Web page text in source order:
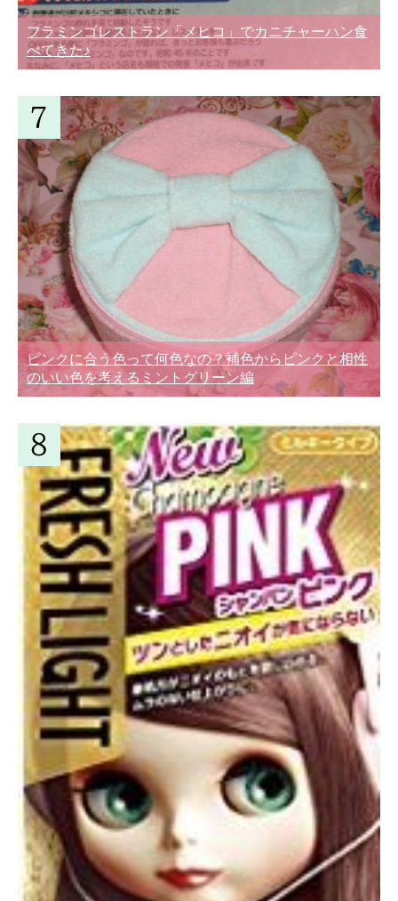
フラミンゴレストラン「メヒコ」でカニチャーハン食
べてきた♪
ピンクに合う色って何色なの？補色からピンクと相性
のいい色を考えるミントグリーン編